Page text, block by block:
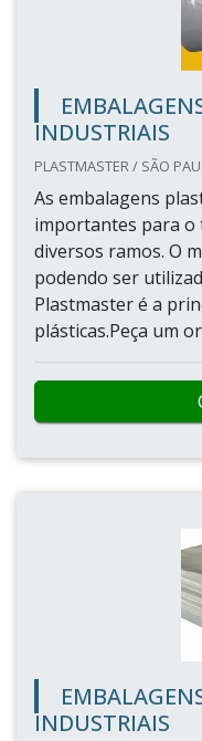
INDUSTRIAIS
PLASTMASTER / SÃO
As embalagens
importantes para o
diversos ramos. O
podendo ser
Plastmaster é a
plásticas.Peça um
INDUSTRIAIS